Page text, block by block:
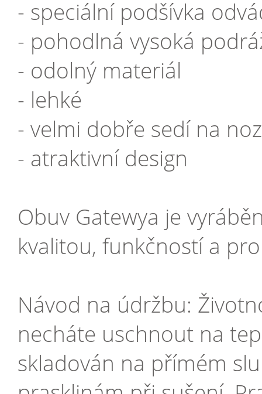
- speciální podšívka
- pohodlná vysoká
- odolný materiál
- lehké
- velmi dobře sedí na
- atraktivní design
Obuv Gatewya je
kvalitou, funkčností a
Návod na údržbu:
necháte uschnout na
skladován na přímém